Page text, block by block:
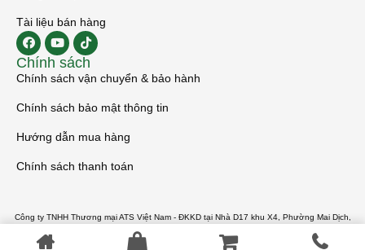
Tài liệu bán hàng
Chính sách
Chính sách vận chuyển & bảo hành
Chính sách bảo mật thông tin
Hướng dẫn mua hàng
Chính sách thanh toán
Công ty TNHH Thương mại ATS Việt Nam - ĐKKD tại Nhà D17 khu X4, Phường Mai Dịch,
Quận Cầu Giấy, Thành phố Hà Nội - MST 0108180887